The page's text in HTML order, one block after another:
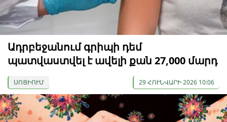
Ադրբեջանում գրիպի դեմ
պատվաստվել է ավելի քան 27,000 մարդ
ՍՈՑԻՈՒՄ 29 ՀՈՒՆՎԱՐԻ 2026 10:06